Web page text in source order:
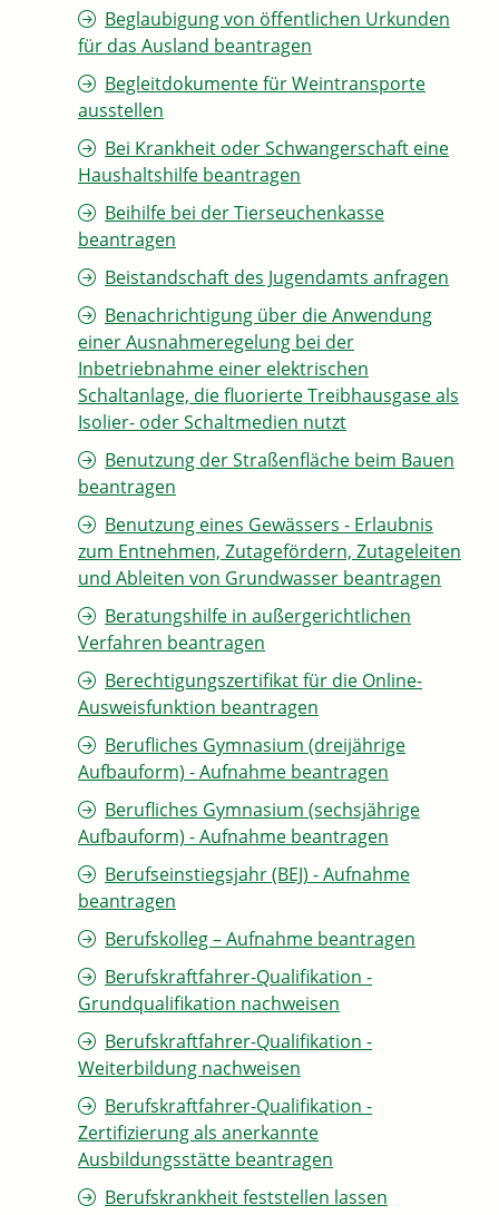
Beglaubigung von öffentlichen Urkunden
für das Ausland beantragen
Begleitdokumente für Weintransporte
ausstellen
Bei Krankheit oder Schwangerschaft eine
Haushaltshilfe beantragen
Beihilfe bei der Tierseuchenkasse
beantragen
Beistandschaft des Jugendamts anfragen
Benachrichtigung über die Anwendung
einer Ausnahmeregelung bei der
Inbetriebnahme einer elektrischen
Schaltanlage, die fluorierte Treibhausgase als
Isolier- oder Schaltmedien nutzt
Benutzung der Straßenfläche beim Bauen
beantragen
Benutzung eines Gewässers - Erlaubnis
zum Entnehmen, Zutagefördern, Zutageleiten
und Ableiten von Grundwasser beantragen
Beratungshilfe in außergerichtlichen
Verfahren beantragen
Berechtigungszertifikat für die Online-
Ausweisfunktion beantragen
Berufliches Gymnasium (dreijährige
Aufbauform) - Aufnahme beantragen
Berufliches Gymnasium (sechsjährige
Aufbauform) - Aufnahme beantragen
Berufseinstiegsjahr (BEJ) - Aufnahme
beantragen
Berufskolleg – Aufnahme beantragen
Berufskraftfahrer-Qualifikation -
Grundqualifikation nachweisen
Berufskraftfahrer-Qualifikation -
Weiterbildung nachweisen
Berufskraftfahrer-Qualifikation -
Zertifizierung als anerkannte
Ausbildungsstätte beantragen
Berufskrankheit feststellen lassen